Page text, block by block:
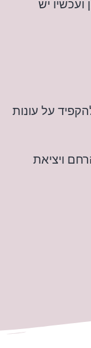
יש
על עונות
ויציאת